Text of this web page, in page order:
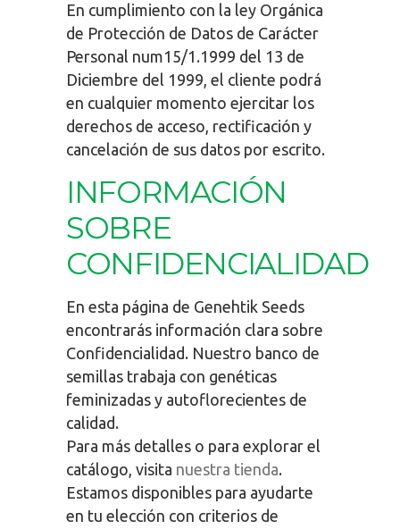
En cumplimiento con la ley Orgánica
de Protección de Datos de Carácter
Personal num15/1.1999 del 13 de
Diciembre del 1999, el cliente podrá
en cualquier momento ejercitar los
derechos de acceso, rectificación y
cancelación de sus datos por escrito.
INFORMACIÓN
SOBRE
CONFIDENCIALIDAD
En esta página de Genehtik Seeds
encontrarás información clara sobre
Confidencialidad. Nuestro banco de
semillas trabaja con genéticas
feminizadas y autoflorecientes de
calidad.
Para más detalles o para explorar el
catálogo, visita nuestra tienda.
Estamos disponibles para ayudarte
en tu elección con criterios de